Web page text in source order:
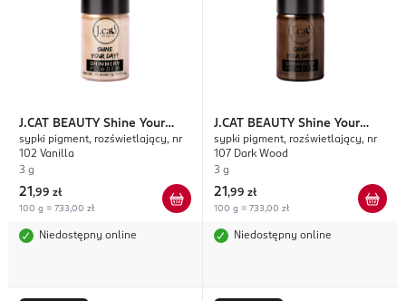
J.CAT BEAUTY Shine Your
Day!
sypki pigment, rozświetlający, nr
102 Vanilla
3 g
21 ,99 zł
100 g = 733,00 zł
Niedostępny online
J.CAT BEAUTY Shine Your
Day!
sypki pigment, rozświetlający, nr
107 Dark Wood
3 g
21 ,99 zł
100 g = 733,00 zł
Niedostępny online